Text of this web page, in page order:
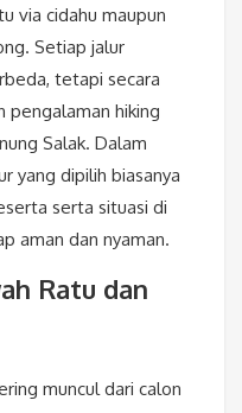
via cidahu maupun
Setiap jalur
tetapi secara
pengalaman hiking
Salak. Dalam
yang dipilih biasanya
serta situasi di
aman dan nyaman.
Ratu dan
muncul dari calon